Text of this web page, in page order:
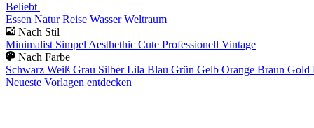
Beliebt
Essen Natur Reise Wasser Weltraum
Nach Stil
Minimalist Simpel Aesthethic Cute Professionell Vintage
Nach Farbe
Schwarz Weiß Grau Silber Lila Blau Grün Gelb Orange Braun Gold
Neueste Vorlagen entdecken